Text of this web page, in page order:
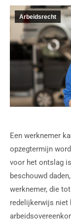
Arbeidsrecht
Een werknemer
opzegtermijn
voor het ontslag
beschouwd
werknemer, die
redelijkerwijs niet